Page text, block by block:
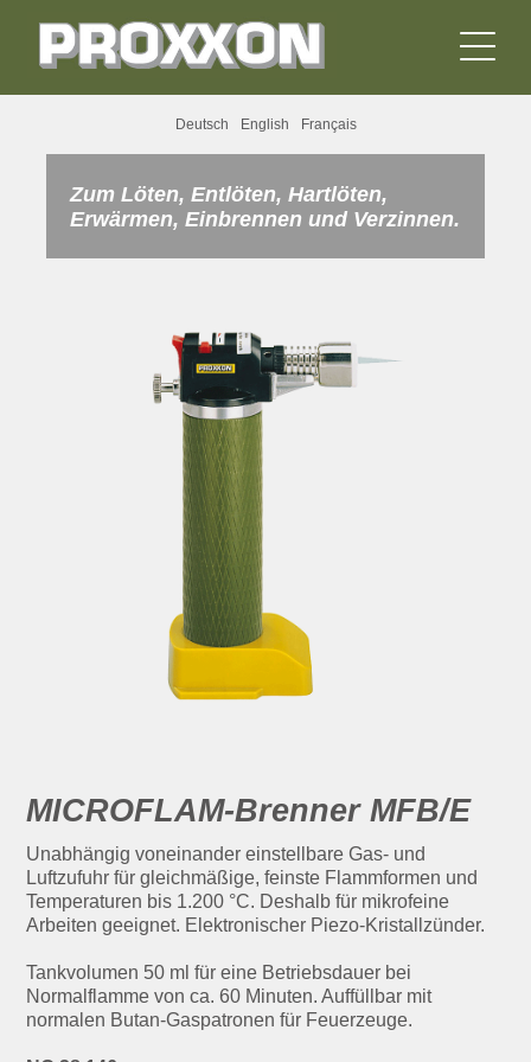
Deutsch English Français
Zum Löten, Entlöten, Hartlöten,
Erwärmen, Einbrennen und Verzinnen.
MICROFLAM-Brenner MFB/E
Unabhängig voneinander einstellbare Gas- und
Luftzufuhr für gleichmäßige, feinste Flammformen und
Temperaturen bis 1.200 °C. Deshalb für mikrofeine
Arbeiten geeignet. Elektronischer Piezo-Kristallzünder.
Tankvolumen 50 ml für eine Betriebsdauer bei
Normalflamme von ca. 60 Minuten. Auffüllbar mit
normalen Butan-Gaspatronen für Feuerzeuge.